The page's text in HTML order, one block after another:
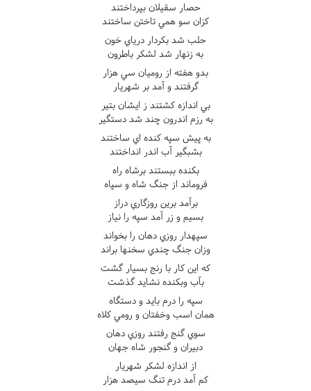
حصار سقيلان بپرداختند
کزان سو همي تاختن ساختند
حلب شد بکردار درياي خون
به زنهار شد لشکر باطرون
بدو هفته از روميان سي هزار
گرفتند و آمد بر شهريار
بي اندازه کشتند ز ايشان بتير
به رزم اندرون چند شد دستگير
به پيش سپه کنده اي ساختند
بشبگير آب اندر انداختند
بکنده ببستند برشاه راه
فروماند از جنگ شاه و سپاه
برآمد برين روزگاري دراز
بسيم و زر آمد سپه را نياز
سپهدار روزي دهان را بخواند
وزان جنگ چندي سخنها براند
که اين کار با رنج بسيار گشت
بآب وبکنده نشايد گذشت
سپه را درم بايد و دستگاه
همان اسب وخفتان و رومي کلاه
سوي گنج رفتند روزي دهان
دبيران و گنجور شاه جهان
از اندازه لشکر شهريار
کم آمد درم تنگ سيصد هزار